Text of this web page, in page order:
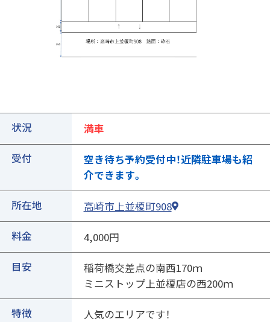
状況 満車
受付
空き待ち予約受付中！近隣駐車場も紹
介できます。
所在地 高崎市上並榎町908
料金 4,000円
目安
稲荷橋交差点の南西170ｍ
ミニストップ上並榎店の西200ｍ
特徴 人気のエリアです！
①ご契約中の駐車場の詳細ページを開きます
②ページ中ほどの各種ボタンを押します